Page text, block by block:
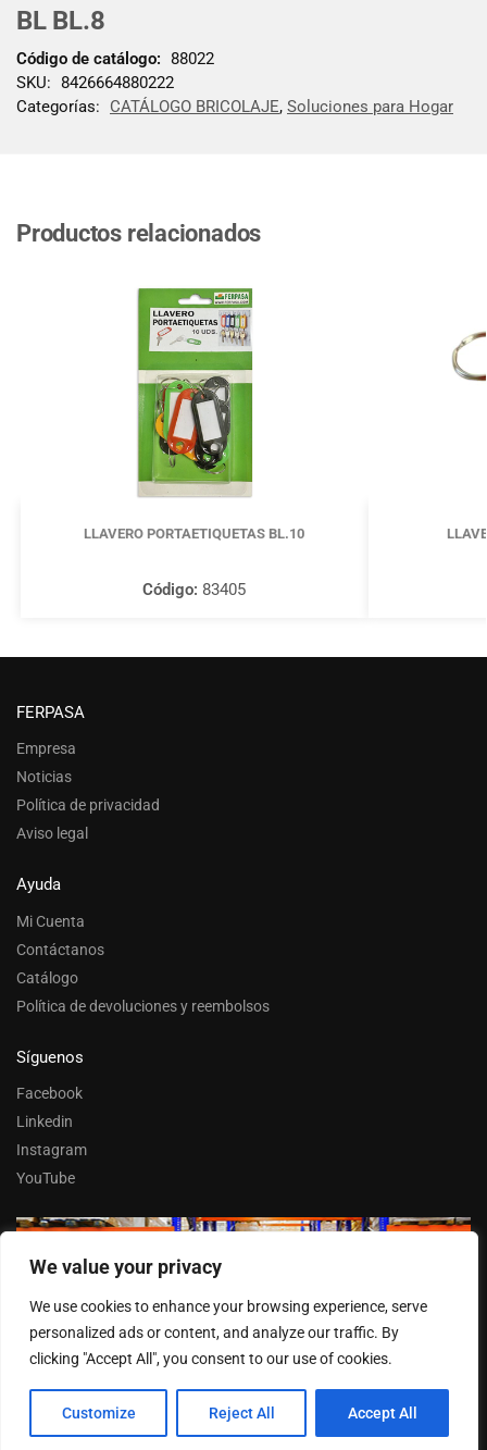
We value your privacy
We use cookies to enhance your browsing experience, serve
personalized ads or content, and analyze our traffic. By
clicking "Accept All", you consent to our use of cookies.
Customize Reject All Accept All
BL BL.8
Código de catálogo: 88022
SKU: 8426664880222
Categorías:
CATÁLOGO BRICOLAJE, Soluciones para Hogar
Productos relacionados
LLAVERO PORTAETIQUETAS BL.10
Código: 83405
FERPASA
Empresa
Noticias
Política de privacidad
Aviso legal
Ayuda
Mi Cuenta
Contáctanos
Catálogo
Política de devoluciones y reembolsos
Síguenos
Facebook
Linkedin
Instagram
YouTube
Trabaja con nosotros
Entrar
© FERPASA 2025 –